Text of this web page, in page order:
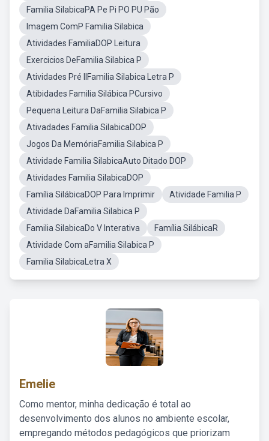
Familia SilabicaPA Pe Pi PO PU Pão
Imagem ComP Familia Silabica
Atividades FamiliaDOP Leitura
Exercicios DeFamilia Silabica P
Atividades Pré IIFamilia Silabica Letra P
Atibidades Familia Silábica PCursivo
Pequena Leitura DaFamilia Silabica P
Ativadades Familia SilabicaDOP
Jogos Da MemóriaFamilia Silabica P
Atividade Familia SilabicaAuto Ditado DOP
Atividades Familia SilabicaDOP
Família SilábicaDOP Para Imprimir
Atividade Familia P
Atividade DaFamilia Silabica P
Familia SilabicaDo V Interativa
Família SilábicaR
Atividade Com aFamilia Silabica P
Familia SilabicaLetra X
Emelie
Como mentor, minha dedicação é total ao
desenvolvimento dos alunos no ambiente escolar,
empregando métodos pedagógicos que priorizam